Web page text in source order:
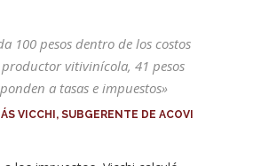
100 pesos dentro de los costos
vitivinícola, 41 pesos
a tasas e impuestos»
VICCHI, SUBGERENTE DE ACOVI